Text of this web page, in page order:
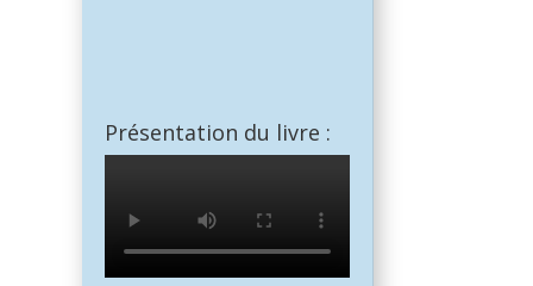
Présentation du livre :